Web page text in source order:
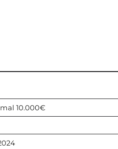
10.000€